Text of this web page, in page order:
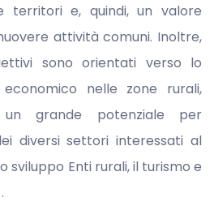
e, quindi, un valore
attività comuni. Inoltre,
sono orientati verso lo
nelle zone rurali,
grande potenziale per
diversi settori interessati al
sviluppo Enti rurali, il turismo e